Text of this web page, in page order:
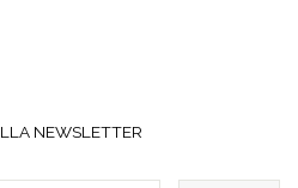
NEWSLETTER